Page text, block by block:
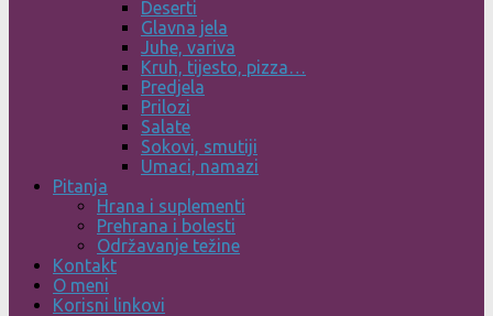
Deserti
Glavna jela
Juhe, variva
Kruh, tijesto, pizza…
Predjela
Prilozi
Salate
Sokovi, smutiji
Umaci, namazi
Pitanja
Hrana i suplementi
Prehrana i bolesti
Održavanje težine
Kontakt
O meni
Korisni linkovi